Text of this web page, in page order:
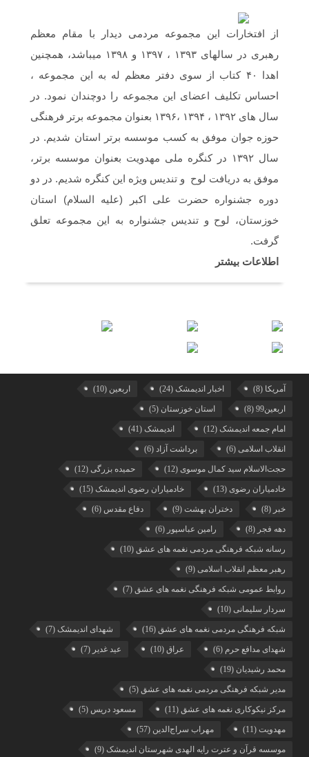
سلام و ارادت. بله از طریق خط تلفن شما در
سلام خسته نباشین فایل صوتی بیکلام سرود
حجاب فاطمی رو می خواستم .(دختران
از افتخارات این مجموعه مردمی دیدار با مقام معظم
رهبری در سالهای ۱۳۹۳ ، ۱۳۹۷ و ۱۳۹۸ میباشد، همچنین
اهدا ۴۰ کتاب از سوی دفتر معظم له به این مجموعه ،
احساس تکلیف اعضای این مجموعه را دوچندان نمود. در
سال های ۱۳۹۲ ، ۱۳۹۴ ،۱۳۹۶ بعنوان مجموعه برتر فرهنگی
حوزه جوان موفق به کسب موسسه برتر استان شدیم. در
سال ۱۳۹۲ در کنگره ملی مهدویت بعنوان موسسه برتر،
موفق به دریافت لوح و تندیس ویژه این کنگره شدیم. در دو
دوره جشنواره حضرت علی اکبر (علیه السلام) استان
خوزستان، لوح و تندیس جشنواره به این مجموعه تعلق
گرفت.
اطلاعات بیشتر
آمریکا (8) اخبار اندیمشک (24) اربعین (10)
اربعین99 (8) استان خوزستان (5)
امام جمعه اندیمشک (12) اندیمشک (41)
انقلاب اسلامی (6) برداشت آزاد (6)
حجت‌الاسلام سید کمال موسوی (12) حمیده بزرگی (12)
خادمیاران رضوی (13) خادمیاران رضوی اندیمشک (15)
خبر (8) دختران بهشت (9) دفاع مقدس (6)
دهه فجر (8) رامین عباسپور (6)
رسانه شبکه فرهنگی مردمی نغمه های عشق (10)
رهبر معظم انقلاب اسلامی (9)
روابط عمومی شبکه فرهنگی نغمه های عشق (7)
سردار سلیمانی (10)
شبکه فرهنگی مردمی نغمه های عشق (16) شهدای اندیمشک (7)
شهدای مدافع حرم (6) عراق (10) عید غدیر (7)
محمد رشیدیان (19)
مدیر شبکه فرهنگی مردمی نغمه های عشق (5)
مرکز نیکوکاری نغمه های عشق (11) مسعود دریس (5)
مهدویت (11) مهراب سراج‌الدین (57)
موسسه قرآن و عترت رایه الهدی شهرستان اندیمشک (9)